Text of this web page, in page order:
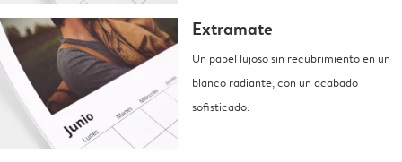
Extramate
Un papel lujoso sin recubrimiento en un
blanco radiante, con un acabado
sofisticado.